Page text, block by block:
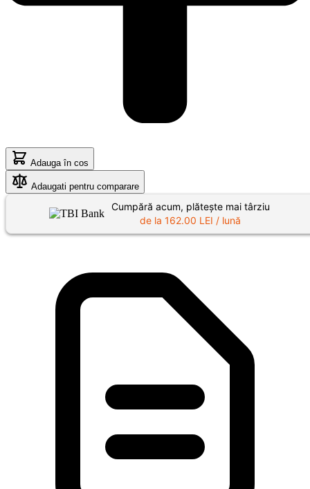
Adauga în cos
Adaugati pentru comparare
Cumpără acum, plătește mai târziu
de la 162.00 LEI / lună